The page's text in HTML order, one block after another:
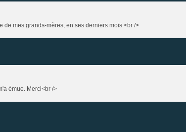
de mes grands-mères, en ses derniers mois.<br />
émue. Merci<br />